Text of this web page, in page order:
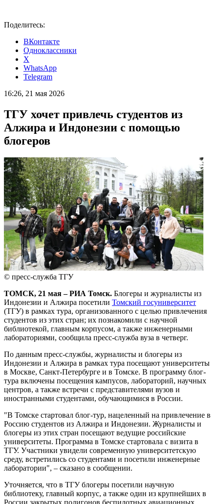
Поделитесь:
ВКонтакте
Одноклассники
X
WhatsApp
Telegram
16:26, 21 мая 2026
ТГУ хочет привлечь студентов из
Алжира и Индонезии с помощью
блогеров
© пресс-служба ТГУ
ТОМСК, 21 мая – РИА Томск. Блогеры и журналисты из
Индонезии и Алжира посетили Томский госуниверситет
(ТГУ) в рамках тура, организованного с целью привлечения
студентов из этих стран; их познакомили с научной
библиотекой, главным корпусом, а также инженерными
лабораториями, сообщила пресс-служба вуза в четверг.
По данным пресс-службы, журналисты и блогеры из
Индонезии и Алжира в рамках тура посещают университеты
в Москве, Санкт-Петербурге и в Томске. В программу блог-
тура включены посещения кампусов, лабораторий, научных
центров, а также встречи с представителями вузов и
иностранными студентами, обучающимися в России.
"В Томске стартовал блог-тур, нацеленный на привлечение в
Россию студентов из Алжира и Индонезии. Журналисты и
блогеры из этих стран посещают ведущие российские
университеты. Программа в Томске стартовала с визита в
ТГУ. Участники увидели современную университетскую
среду, встретились со студентами и посетили инженерные
лаборатории", – сказано в сообщении.
Уточняется, что в ТГУ блогеры посетили научную
библиотеку, главный корпус, а также один из крупнейших в
России закрытых полигонов беспилотных авиационных